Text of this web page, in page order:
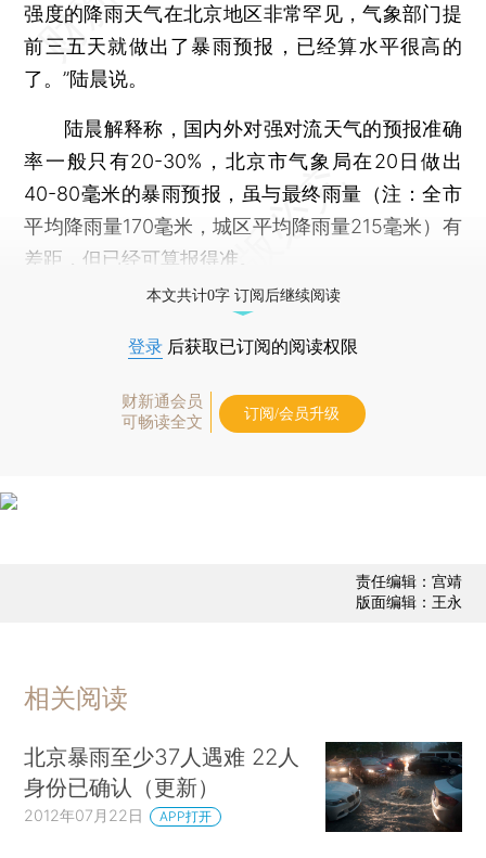
强度的降雨天气在北京地区非常罕见，气象部门提
前三五天就做出了暴雨预报，已经算水平很高的
了。”陆晨说。
陆晨解释称，国内外对强对流天气的预报准确
率一般只有20-30%，北京市气象局在20日做出
40-80毫米的暴雨预报，虽与最终雨量（注：全市
平均降雨量170毫米，城区平均降雨量215毫米）有
差距，但已经可算报得准。
本文共计0字 订阅后继续阅读
登录 后获取已订阅的阅读权限
财新通会员
可畅读全文
订阅/会员升级
责任编辑：宫靖
版面编辑：王永
相关阅读
北京暴雨至少37人遇难 22人
身份已确认（更新）
2012年07月22日 APP打开